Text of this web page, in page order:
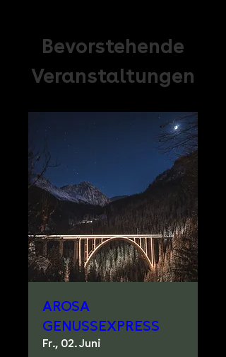
Bevorstehende
Veranstaltungen
AROSA
GENUSSEXPRESS
Fr., 02. Juni